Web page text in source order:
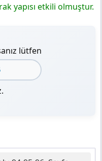
yapısı etkili olmuştur.
lütfen